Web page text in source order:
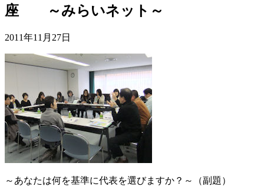
座 ～みらいネット～
2011年11月27日
～あなたは何を基準に代表を選びますか？～（副題）